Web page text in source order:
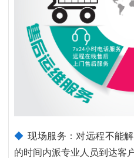
◆ 现场服务：对远程不能
的时间内派专业人员到达客